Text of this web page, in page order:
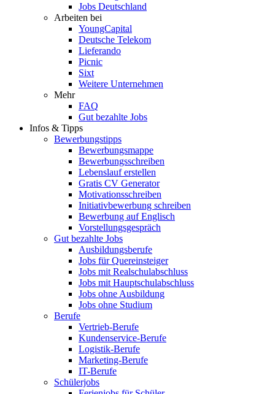
Jobs Deutschland
Arbeiten bei
YoungCapital
Deutsche Telekom
Lieferando
Picnic
Sixt
Weitere Unternehmen
Mehr
FAQ
Gut bezahlte Jobs
Infos & Tipps
Bewerbungstipps
Bewerbungsmappe
Bewerbungsschreiben
Lebenslauf erstellen
Gratis CV Generator
Motivationsschreiben
Initiativbewerbung schreiben
Bewerbung auf Englisch
Vorstellungsgespräch
Gut bezahlte Jobs
Ausbildungsberufe
Jobs für Quereinsteiger
Jobs mit Realschulabschluss
Jobs mit Hauptschulabschluss
Jobs ohne Ausbildung
Jobs ohne Studium
Berufe
Vertrieb-Berufe
Kundenservice-Berufe
Logistik-Berufe
Marketing-Berufe
IT-Berufe
Schülerjobs